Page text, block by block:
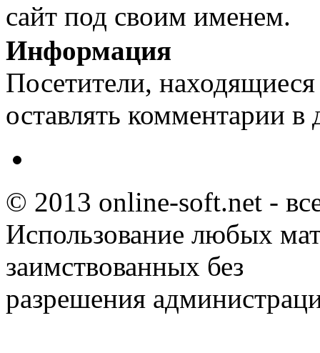
сайт под своим именем.
Информация
Посетители,
оставлять комментарии в
© 2013 online-soft.net -
Использование любых
заимствованных без
разрешения